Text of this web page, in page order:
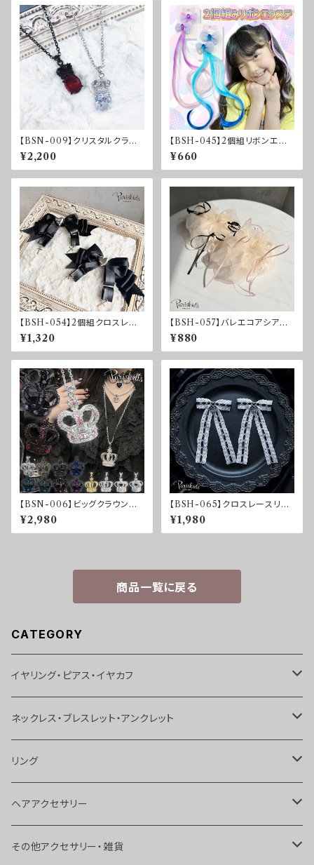
【BSN-009】クリスタルクラウ
ンネックレス
¥2,200
【BSH-045】2個組リボンエク
ステ
¥660
【BSH-054】2個組クロスレザ
ーリボンクリップ
¥1,320
【BSH-057】バレエコアシアー
リボンシュシュ
¥880
【BSN-006】ビッグクラウンネ
ックレス
¥2,980
【BSH-065】クロスレースリボ
ンクリップ
¥1,980
商品一覧に戻る
CATEGORY
イヤリング・ピアス・イヤカフ
イヤリング
ピアス
イヤカフス
ボディピアス
ネックレス・ブレスレット・アンクレット
ネックレス
ブレスレット
アンクレット
リング
リング
トゥリング
ヘアアクセサリー
ヘアピン
その他アクセサリー・雑貨